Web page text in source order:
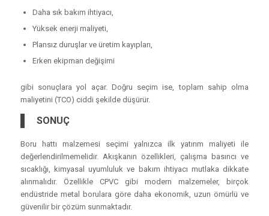
Daha sık bakım ihtiyacı,
Yüksek enerji maliyeti,
Plansız duruşlar ve üretim kayıpları,
Erken ekipman değişimi
gibi sonuçlara yol açar. Doğru seçim ise, toplam sahip olma
maliyetini (TCO) ciddi şekilde düşürür.
SONUÇ
Boru hattı malzemesi seçimi yalnızca ilk yatırım maliyeti ile
değerlendirilmemelidir. Akışkanın özellikleri, çalışma basıncı ve
sıcaklığı, kimyasal uyumluluk ve bakım ihtiyacı mutlaka dikkate
alınmalıdır. Özellikle CPVC gibi modern malzemeler, birçok
endüstride metal borulara göre daha ekonomik, uzun ömürlü ve
güvenilir bir çözüm sunmaktadır.